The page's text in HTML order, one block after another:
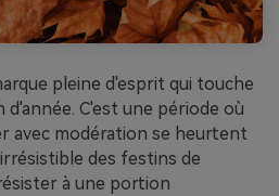
pleine d'esprit qui touche
C'est une période où
avec modération se heurtent
des festins de
à une portion